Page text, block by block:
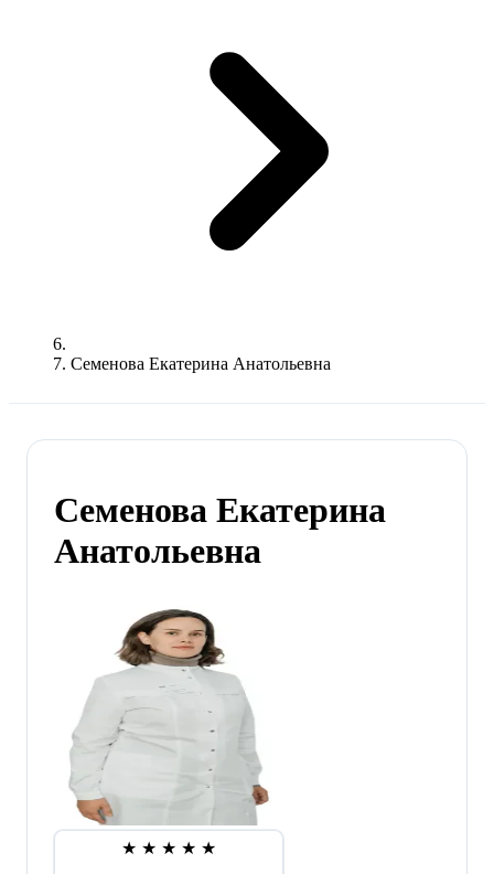
Семенова Екатерина Анатольевна
Семенова Екатерина
Анатольевна
★ ★ ★ ★ ★